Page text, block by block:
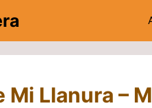
Mi Llanura –